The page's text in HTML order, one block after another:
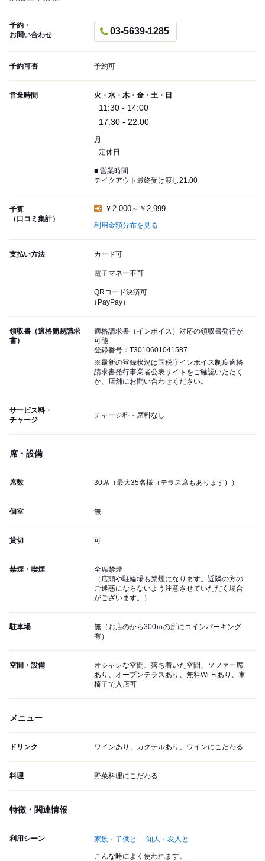
予約・
お問い合わせ
03-5639-1285
予約可否 予約可
営業時間 火・水・木・金・土・日
11:30 - 14:00
17:30 - 22:00
月
定休日
■ 営業時間
テイクアウト最終受け渡し21:00
予算
（口コミ集計）
￥2,000～￥2,999
利用金額分布を見る
支払い方法 カード可
電子マネー不可
QRコード決済可
（PayPay）
領収書（適格簡易請求
書）
適格請求書（インボイス）対応の領収書発行が
可能
登録番号：T3010601041587
※最新の登録状況は国税庁インボイス制度適格
請求書発行事業者公表サイトをご確認いただく
か、店舗にお問い合わせください。
サービス料・
チャージ
チャージ料・席料なし
席・設備
席数 30席（最大35名様（テラス席もあります））
個室 無
貸切 可
禁煙・喫煙
全席禁煙
（店頭や駐輪場も禁煙になります。近隣の方の
ご迷惑にならないよう注意させていただく場合
がございます。）
駐車場
無（お店のから300ｍの所にコインパーキング
有）
空間・設備
オシャレな空間、落ち着いた空間、ソファー席
あり、オープンテラスあり、無料Wi-Fiあり、車
椅子で入店可
メニュー
ドリンク ワインあり、カクテルあり、ワインにこだわる
料理 野菜料理にこだわる
特徴・関連情報
利用シーン 家族・子供と 知人・友人と
こんな時によく使われます。